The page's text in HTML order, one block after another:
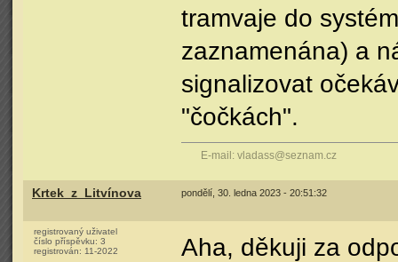
tramvaje do
zaznamenána) a
signalizovat
"čočkách".
E-mail: vladass@seznam.cz
Krtek_z_Litvínova pondělí, 30. ledna 2023 - 20:51:32
registrovaný uživatel
číslo příspěvku: 3
registrován: 11-2022 Aha, děkuji za